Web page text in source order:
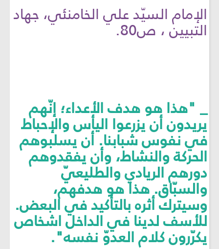
الإمام السيّد علي الخامنئي، جهاد
التبيين ، ص80.
_ "هذا هو هدف الأعداء؛ إنّهم
يريدون أن يزرعوا اليأس والإحباط
في نفوس شبابنا. أن يسلبوهم
الحركة والنشاط، وأن يفقدوهم
دورهم الريادي والطليعيّ
والسبّاق. هذا هو هدفهم،
وسيترك أثره بالتأكيد في البعض.
للأسف لدينا في الداخل اشخاص
يكرّرون كلام العدوّ نفسه".